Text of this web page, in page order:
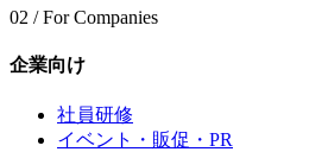
02 / For Companies
企業向け
社員研修
イベント・販促・PR